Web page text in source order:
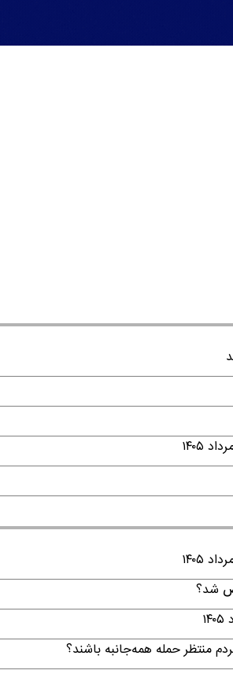
شد؟
منتظر حمله همه‌جانبه باشند؟